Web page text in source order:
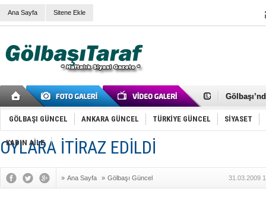
Ana Sayfa Sitene Ekle
Cemal
Samet
FAİZ
Mikail
GÖLBAŞI GÜNCEL ANKARA GÜNCEL TÜRKİYE GÜNCEL SİYASET
KADIN AİLE
OYLARA İTİRAZ EDİLDİ
» Ana Sayfa » Gölbaşı Güncel 31.03.2009